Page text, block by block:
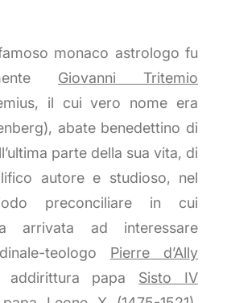
monaco astrologo fu
Giovanni Tritemio
il cui vero nome era
abate benedettino di
parte della sua vita, di
autore e studioso, nel
preconciliare in cui
arrivata ad interessare
teologo Pierre d’Ally
addirittura papa Sisto IV